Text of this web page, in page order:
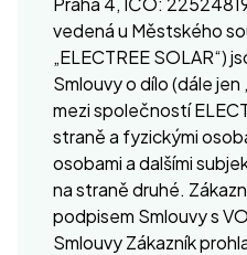
vedená u Městského
„ELECTREE SOLAR“)
Smlouvy o dílo (dále jen
mezi společností
straně a fyzickými
osobami a dalšími
na straně druhé.
podpisem Smlouvy s
Smlouvy Zákazník